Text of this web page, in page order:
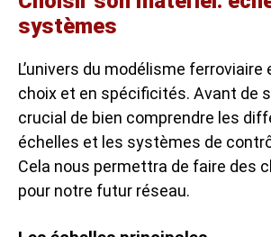
systèmes
L’univers du modélisme ferroviaire
choix et en spécificités. Avant de
crucial de bien comprendre les
échelles et les systèmes de
Cela nous permettra de faire des
pour notre futur réseau.